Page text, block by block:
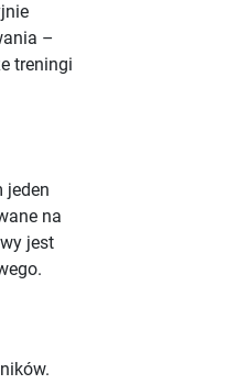
–
treningi
jeden
na
jest